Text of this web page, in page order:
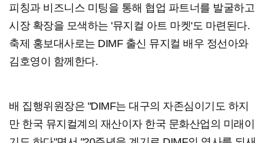
피칭과 비즈니스 미팅을 통해 협업 파트너를 발굴하고
시장 확장을 모색하는 '뮤지컬 아트 마켓'도 마련된다.
축제 홍보대사로는 DIMF 출신 뮤지컬 배우 정선아와
김호영이 함께한다.
배 집행위원장은 "DIMF는 대구의 자존심이기도 하지
만 한국 뮤지컬계의 재산이자 한국 문화산업의 미래이